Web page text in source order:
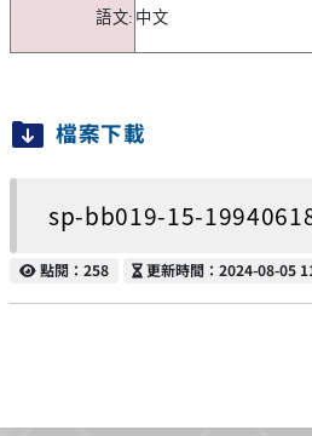
語文: 中文
檔案下載
sp-bb019-15-
點閱
點閱：258 更新時間
更新時間：2024-08-05